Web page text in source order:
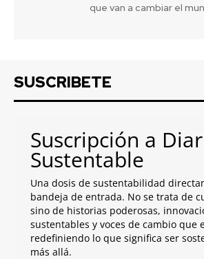
que van a cambiar el
SUSCRIBETE
Suscripción a
Sustentable
Una dosis de sustentabilidad
bandeja de entrada. No se trata de
sino de historias poderosas,
sustentables y voces de cambio que
redefiniendo lo que significa ser
más allá.